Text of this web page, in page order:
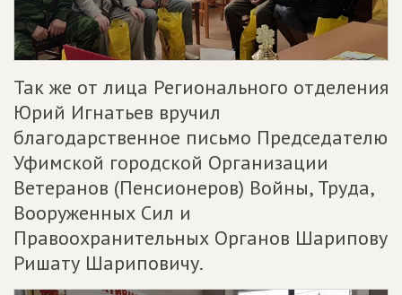
Так же от лица Регионального отделения
Юрий Игнатьев вручил
благодарственное письмо Председателю
Уфимской городской Организации
Ветеранов (Пенсионеров) Войны, Труда,
Вооруженных Сил и
Правоохранительных Органов Шарипову
Ришату Шариповичу.